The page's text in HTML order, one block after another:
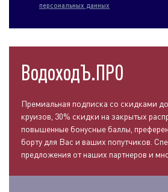
персональных данных
ВодоходЪ.ПРО
Премиальная подписка со скидками
круизов, 30% скидки на закрытых
повышенные бонусные баллы,
борту для Вас и ваших попутчиков.
предложения от наших партнеров и